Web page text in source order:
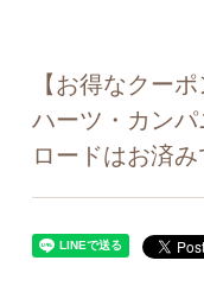
【お得なクー
ハーツ・カン
ロードはお済み